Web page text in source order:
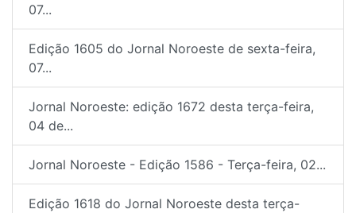
07...
Edição 1605 do Jornal Noroeste de sexta-feira,
07...
Jornal Noroeste: edição 1672 desta terça-feira,
04 de...
Jornal Noroeste - Edição 1586 - Terça-feira, 02...
Edição 1618 do Jornal Noroeste desta terça-